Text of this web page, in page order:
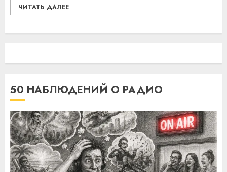
ЧИТАТЬ ДАЛЕЕ
50 НАБЛЮДЕНИЙ О РАДИО